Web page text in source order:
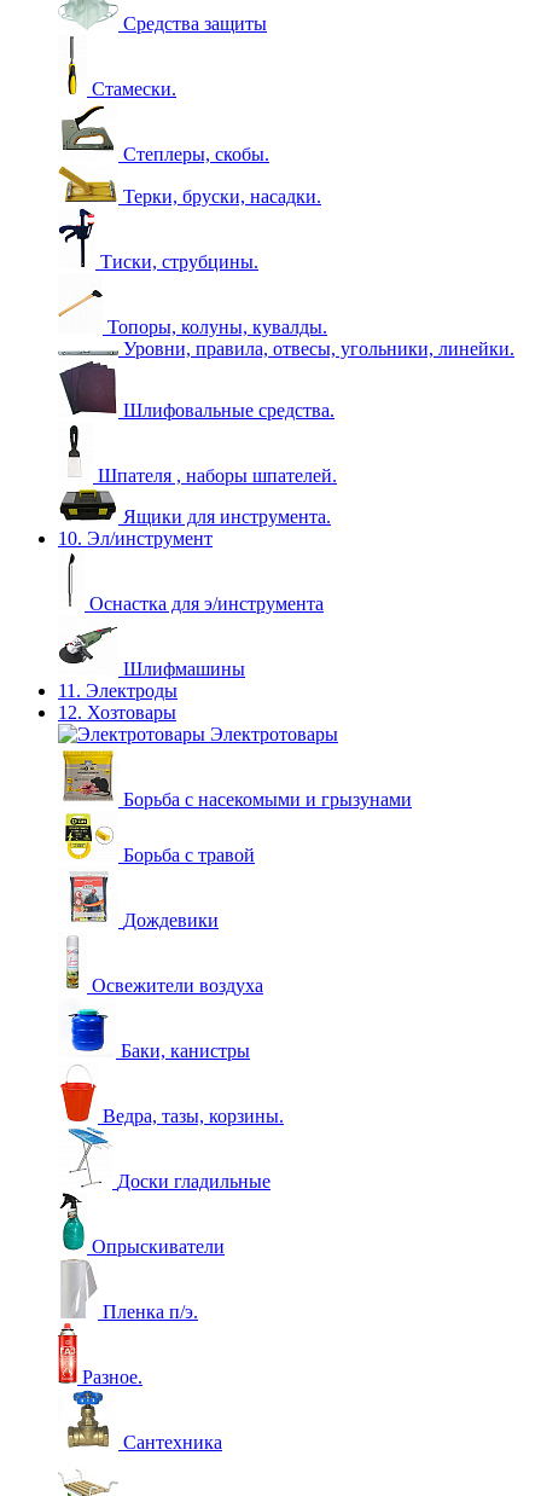
Средства защиты
Стамески.
Степлеры, скобы.
Терки, бруски, насадки.
Тиски, струбцины.
Топоры, колуны, кувалды.
Уровни, правила, отвесы, угольники, линейки.
Шлифовальные средства.
Шпателя , наборы шпателей.
Ящики для инструмента.
10. Эл/инструмент
Оснастка для э/инструмента
Шлифмашины
11. Электроды
12. Хозтовары
Электротовары
Борьба с насекомыми и грызунами
Борьба с травой
Дождевики
Освежители воздуха
Баки, канистры
Ведра, тазы, корзины.
Доски гладильные
Опрыскиватели
Пленка п/э.
Разное.
Сантехника